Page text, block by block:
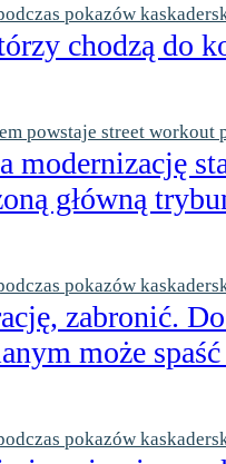
pokazów
chodzą do
powstaje street workout
modernizację
główną
pokazów
zabronić.
może
pokazów